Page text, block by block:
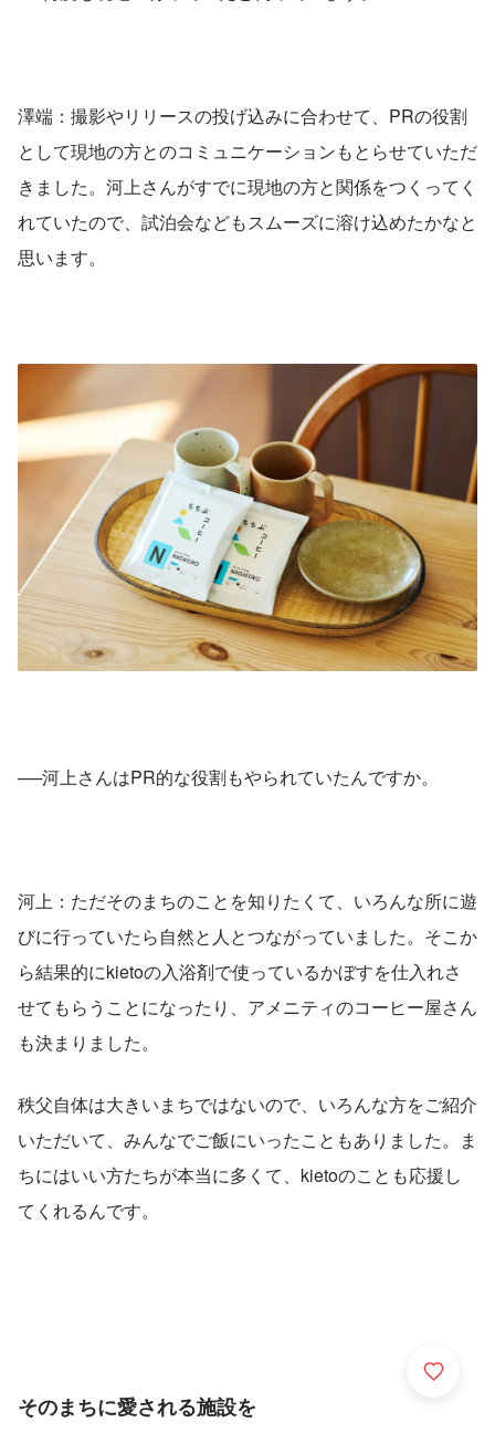
澤端：撮影やリリースの投げ込みに合わせて、PRの役割
として現地の方とのコミュニケーションもとらせていただ
きました。河上さんがすでに現地の方と関係をつくってく
れていたので、試泊会などもスムーズに溶け込めたかなと
思います。
──河上さんはPR的な役割もやられていたんですか。
河上：ただそのまちのことを知りたくて、いろんな所に遊
びに行っていたら自然と人とつながっていました。そこか
ら結果的にkietoの入浴剤で使っているかぼすを仕入れさ
せてもらうことになったり、アメニティのコーヒー屋さん
も決まりました。
秩父自体は大きいまちではないので、いろんな方をご紹介
いただいて、みんなでご飯にいったこともありました。ま
ちにはいい方たちが本当に多くて、kietoのことも応援し
てくれるんです。
そのまちに愛される施設を